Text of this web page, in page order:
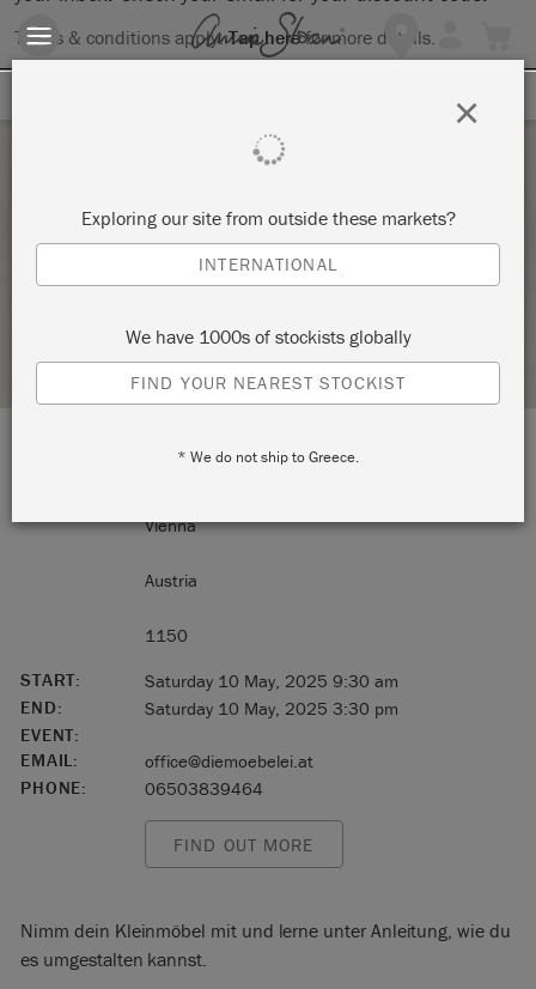
Terms & conditions apply.Tap herefor more details.
KLEINMÖBEL WORKSHOP –
STOCKIST PROFILE
Ullmannstraße 47
Vienna
Austria
1150
START:
Saturday 10 May, 2025 9:30 am
END:
Saturday 10 May, 2025 3:30 pm
EVENT:
EMAIL:
office@diemoebelei.at
PHONE:
06503839464
FIND OUT MORE
Nimm dein Kleinmöbel mit und lerne unter Anleitung, wie du
es umgestalten kannst.
Exploring our site from outside these markets?
INTERNATIONAL
We have 1000s of stockists globally
FIND YOUR NEAREST STOCKIST
* We do not ship to Greece.
×